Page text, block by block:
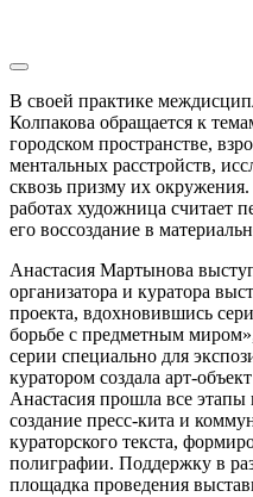
В своей практике
Колпакова обращается к
городском пространстве,
ментальных расстройств,
сквозь призму их
работах художница считает
его воссоздание в
Анастасия Мартынова
организатора и куратора
проекта, вдохновившись
борьбе с предметным
серии специально для
куратором создала арт-
Анастасия прошла все
создание пресс-кита и
кураторского текста,
полиграфии. Поддержку в
площадка проведения